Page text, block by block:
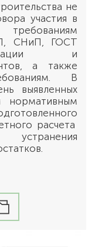
не
участия в
СНиП, ГОСТ
и
а также
В
выявленных
нормативным
расчета
устранения